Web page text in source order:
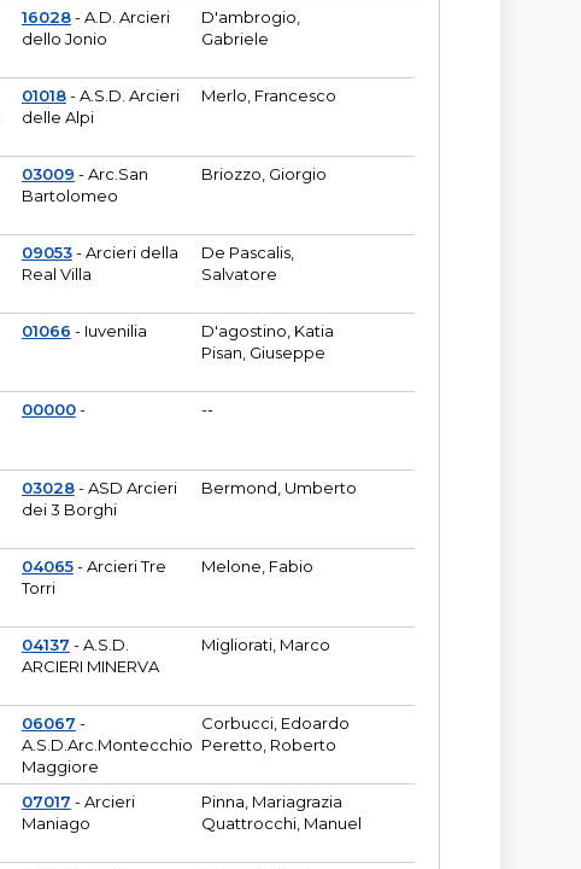
16028- A.D. Arcieri
dello Jonio
D'ambrogio,
Gabriele
01018- A.S.D. Arcieri
delle Alpi
Merlo, Francesco
03009 - Arc.San
Bartolomeo
Briozzo, Giorgio
09053- Arcieri della
Real Villa
De Pascalis,
Salvatore
01066 - Iuvenilia
D'agostino, Katia
Pisan, Giuseppe
00000- --
03028- ASD Arcieri
dei 3 Borghi
Bermond, Umberto
04065- Arcieri Tre
Torri
Melone, Fabio
04137 - A.S.D.
ARCIERI MINERVA
Migliorati, Marco
06067 -
A.S.D.Arc.Montecchio
Maggiore
Corbucci, Edoardo
Peretto, Roberto
07017 - Arcieri
Maniago
Pinna, Mariagrazia
Quattrocchi, Manuel